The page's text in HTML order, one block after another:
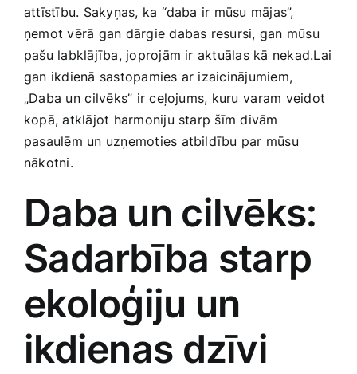
Rotaļlietas, bērnu preces
Smaržas, kosmētika
Sports, tūrisms un atpūta
attīstību. Sakyņas, ‌ka “daba ir mūsu mājas”,
ņemot vērā gan dārgie dabas resursi,​ gan mūsu⁣
pašu labklājība, joprojām​ ir aktuālas kā nekad.Lai
gan ikdienā sastopamies​ ar izaicinājumiem,
„Daba un ⁤cilvēks” ir‌ ceļojums, kuru⁤ varam ‍veidot
kopā, atklājot harmoniju starp šīm divām ​
pasaulēm un uzņemoties atbildību par mūsu
nākotni.
Daba un cilvēks:
Sadarbība starp
ekoloģiju un
ikdienas dzīvi